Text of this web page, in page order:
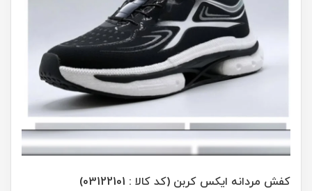
کفش مردانه ایکس کربن (کد کالا : 03122101)